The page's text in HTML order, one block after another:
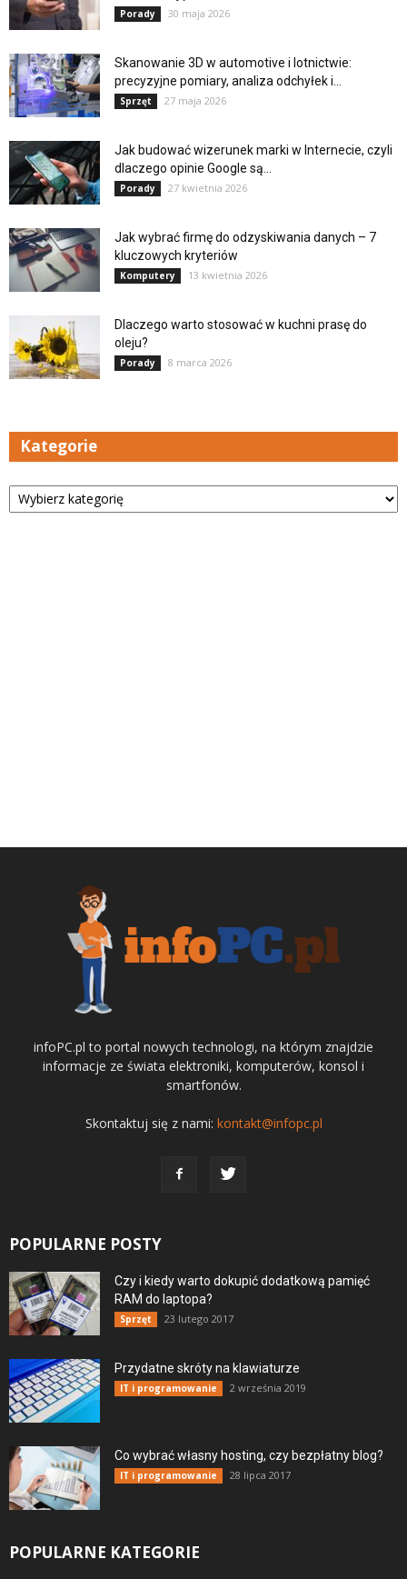
Porady 30 maja 2026
Skanowanie 3D w automotive i lotnictwie:
precyzyjne pomiary, analiza odchyłek i...
Sprzęt 27 maja 2026
Jak budować wizerunek marki w Internecie, czyli
dlaczego opinie Google są...
Porady 27 kwietnia 2026
Jak wybrać firmę do odzyskiwania danych – 7
kluczowych kryteriów
Komputery 13 kwietnia 2026
Dlaczego warto stosować w kuchni prasę do
oleju?
Porady 8 marca 2026
Kategorie
Kategorie
infoPC.pl to portal nowych technologi, na którym znajdzie
informacje ze świata elektroniki, komputerów, konsol i
smartfonów.
Skontaktuj się z nami: kontakt@infopc.pl
POPULARNE POSTY
Czy i kiedy warto dokupić dodatkową pamięć
RAM do laptopa?
Sprzęt 23 lutego 2017
Przydatne skróty na klawiaturze
IT i programowanie 2 września 2019
Co wybrać własny hosting, czy bezpłatny blog?
IT i programowanie 28 lipca 2017
POPULARNE KATEGORIE